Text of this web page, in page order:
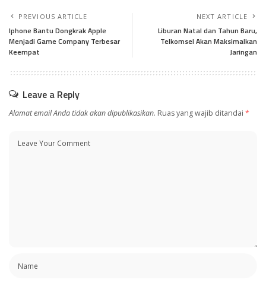
PREVIOUS ARTICLE
Iphone Bantu Dongkrak Apple
Menjadi Game Company Terbesar
Keempat
NEXT ARTICLE
Liburan Natal dan Tahun Baru,
Telkomsel Akan Maksimalkan
Jaringan
Leave a Reply
Alamat email Anda tidak akan dipublikasikan. Ruas yang wajib ditandai *